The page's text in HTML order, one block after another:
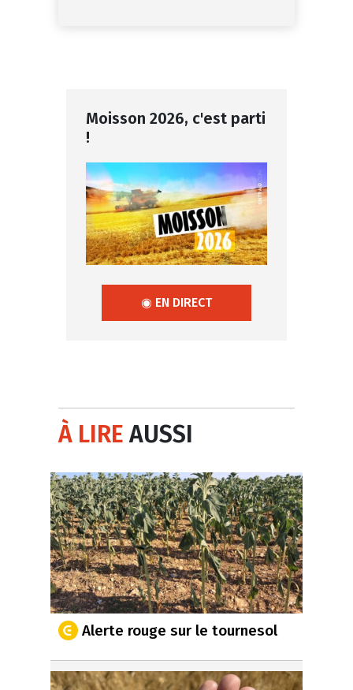
Moisson 2026, c'est parti
!
◉ EN DIRECT
À LIREAUSSI
Alerte rouge sur le tournesol